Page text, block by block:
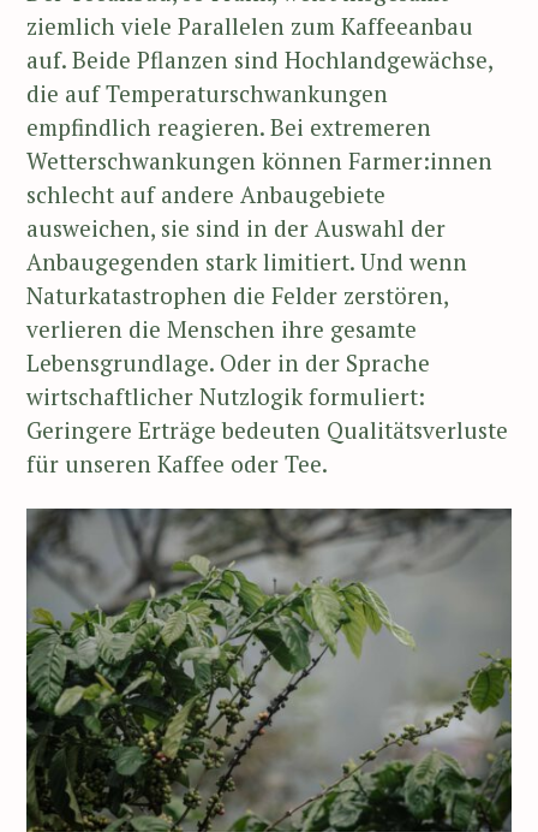
ziemlich viele Parallelen zum Kaffeeanbau
auf. Beide Pflanzen sind Hochlandgewächse,
die auf Temperaturschwankungen
empfindlich reagieren. Bei extremeren
Wetterschwankungen können Farmer:innen
schlecht auf andere Anbaugebiete
ausweichen, sie sind in der Auswahl der
Anbaugegenden stark limitiert. Und wenn
Naturkatastrophen die Felder zerstören,
verlieren die Menschen ihre gesamte
Lebensgrundlage. Oder in der Sprache
wirtschaftlicher Nutzlogik formuliert:
Geringere Erträge bedeuten Qualitätsverluste
für unseren Kaffee oder Tee.